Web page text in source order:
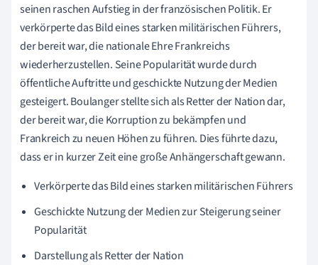
seinen raschen Aufstieg in der französischen Politik. Er
verkörperte das Bild eines starken militärischen Führers,
der bereit war, die nationale Ehre Frankreichs
wiederherzustellen. Seine Popularität wurde durch
öffentliche Auftritte und geschickte Nutzung der Medien
gesteigert. Boulanger stellte sich als Retter der Nation dar,
der bereit war, die Korruption zu bekämpfen und
Frankreich zu neuen Höhen zu führen. Dies führte dazu,
dass er in kurzer Zeit eine große Anhängerschaft gewann.
Verkörperte das Bild eines starken militärischen Führers
Geschickte Nutzung der Medien zur Steigerung seiner
Popularität
Darstellung als Retter der Nation